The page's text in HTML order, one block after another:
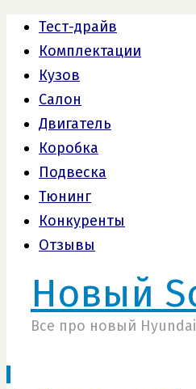
Тест-драйв
Комплектации
Кузов
Салон
Двигатель
Коробка
Подвеска
Тюнинг
Конкуренты
Отзывы
Новый
Все про новый